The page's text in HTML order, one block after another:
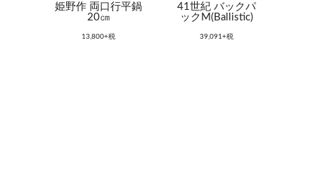
姫野作 両口行平鍋
20㎝
13,800+税
41世紀 バックパ
ックM(Ballistic)
39,091+税